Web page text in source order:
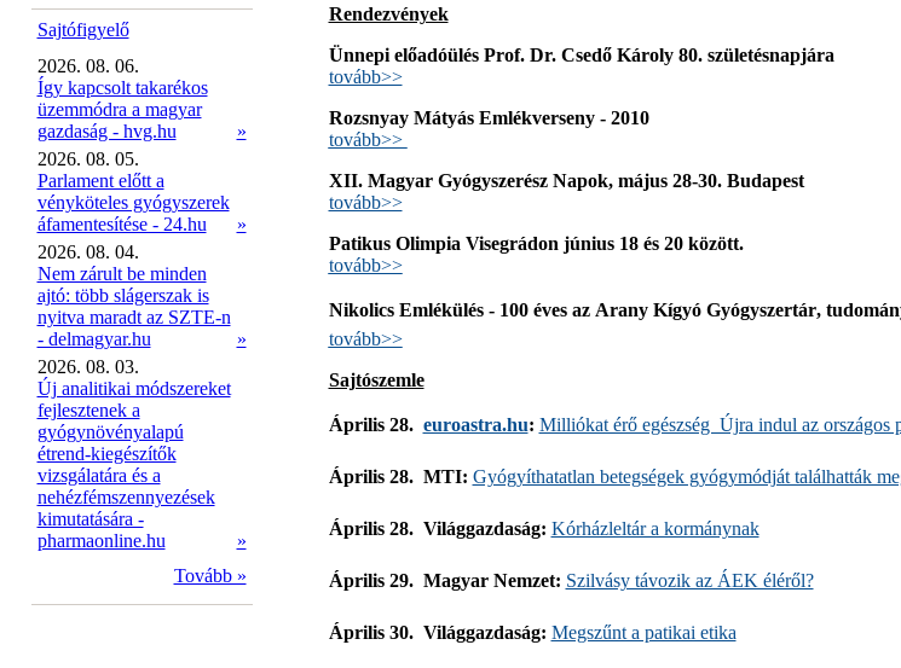
Sajtófigyelő
2026. 08. 06.
Így kapcsolt takarékos
üzemmódra a magyar
gazdaság - hvg.hu
»
2026. 08. 05.
Parlament előtt a
vényköteles gyógyszerek
áfamentesítése - 24.hu
»
2026. 08. 04.
Nem zárult be minden
ajtó: több slágerszak is
nyitva maradt az SZTE-n
- delmagyar.hu
»
2026. 08. 03.
Új analitikai módszereket
fejlesztenek a
gyógynövényalapú
étrend-kiegészítők
vizsgálatára és a
nehézfémszennyezések
kimutatására -
pharmaonline.hu
»
Tovább »
Rendezvények
Ünnepi előadóülés Prof. Dr. Csedő Károly 80. születésnapjára
tovább>>
Rozsnyay Mátyás Emlékverseny - 2010
tovább>>
XII. Magyar Gyógyszerész Napok, május 28-30. Budapest
tovább>>
Patikus Olimpia Visegrádon június 18 és 20 között.
tovább>>
Nikolics Emlékülés - 100 éves az Arany Kígyó Gyógyszertár,
tovább>>
Sajtószemle
Április 28.  euroastra.hu: Milliókat érő egészség  Újra indul az országos
Április 28.  MTI: Gyógyíthatatlan betegségek gyógymódját találhatták
Április 28.  Világgazdaság: Kórházleltár a kormánynak
Április 29.  Magyar Nemzet: Szilvásy távozik az ÁEK éléről?
Április 30.  Világgazdaság: Megszűnt a patikai etika